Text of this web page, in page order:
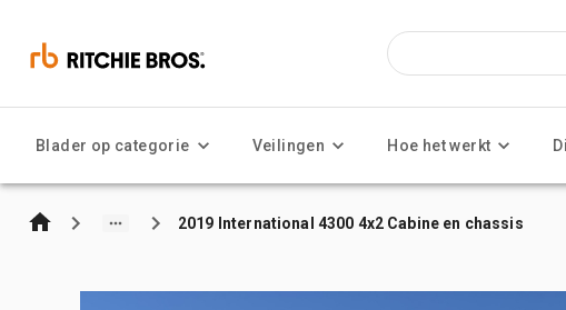
Blader op categorie Veilingen Hoe het werkt
2019 International 4300 4x2 Cabine en chassis